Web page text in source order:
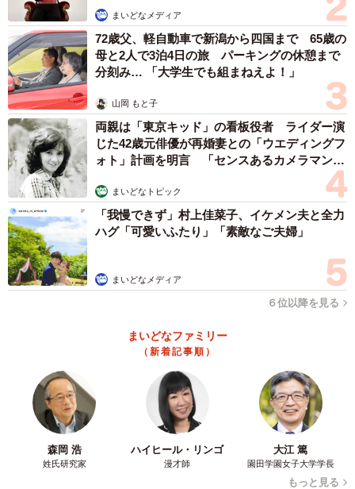
まいどなメディア
72歳父、軽自動車で新潟から四国まで 65歳の
母と2人で3泊4日の旅 パーキングの休憩まで
分刻み… 「大学生でも組まねえよ！」
山岡 もと子
両親は「東京キッド」の看板役者 ライダー演
じた42歳元俳優が再婚妻との「ウエディングフ
ォト」計画を明言 「センスあるカメラマン求
まいどなトピック
「我慢できず」村上佳菜子、イケメン夫と全力
ハグ「可愛いふたり」「素敵なご夫婦」
まいどなメディア
６位以降を見る
まいどなファミリー
（新着記事順）
森岡 浩
姓氏研究家
ハイヒール・リンゴ
漫才師
大江 篤
園田学園女子大学学長
もっと見る